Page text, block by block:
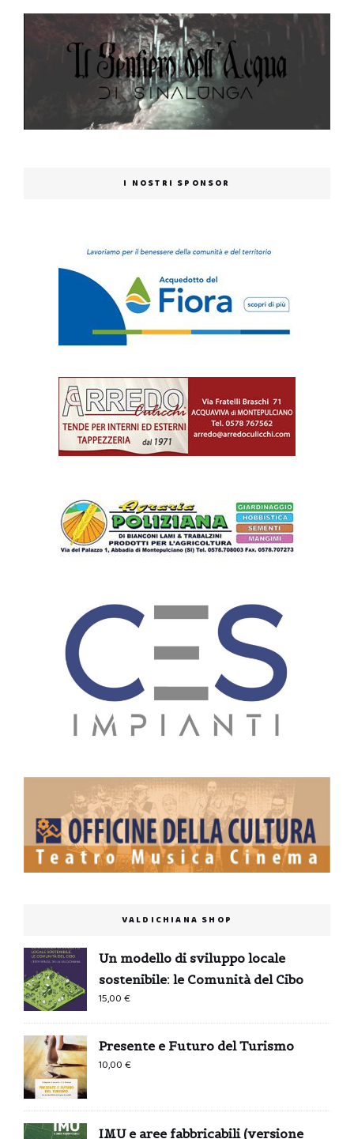
I NOSTRI SPONSOR
VALDICHIANA SHOP
Un modello di sviluppo locale
sostenibile: le Comunità del Cibo
15,00€
Presente e Futuro del Turismo
10,00€
IMU e aree fabbricabili (versione